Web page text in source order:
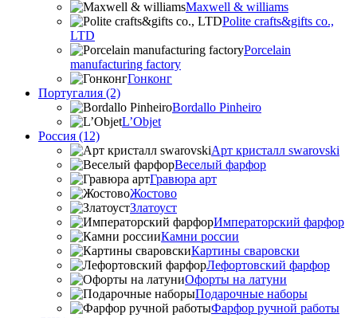
Maxwell & williams
Polite crafts&gifts co.,
LTD
Porcelain
manufacturing factory
Гонконг
Португалия (2)
Bordallo Pinheiro
L’Objet
Россия (12)
Арт кристалл swarovski
Веселый фарфор
Гравюра арт
Жостово
Златоуст
Императорский фарфор
Камни россии
Картины сваровски
Лефортовский фарфор
Офорты на латуни
Подарочные наборы
Фарфор ручной работы